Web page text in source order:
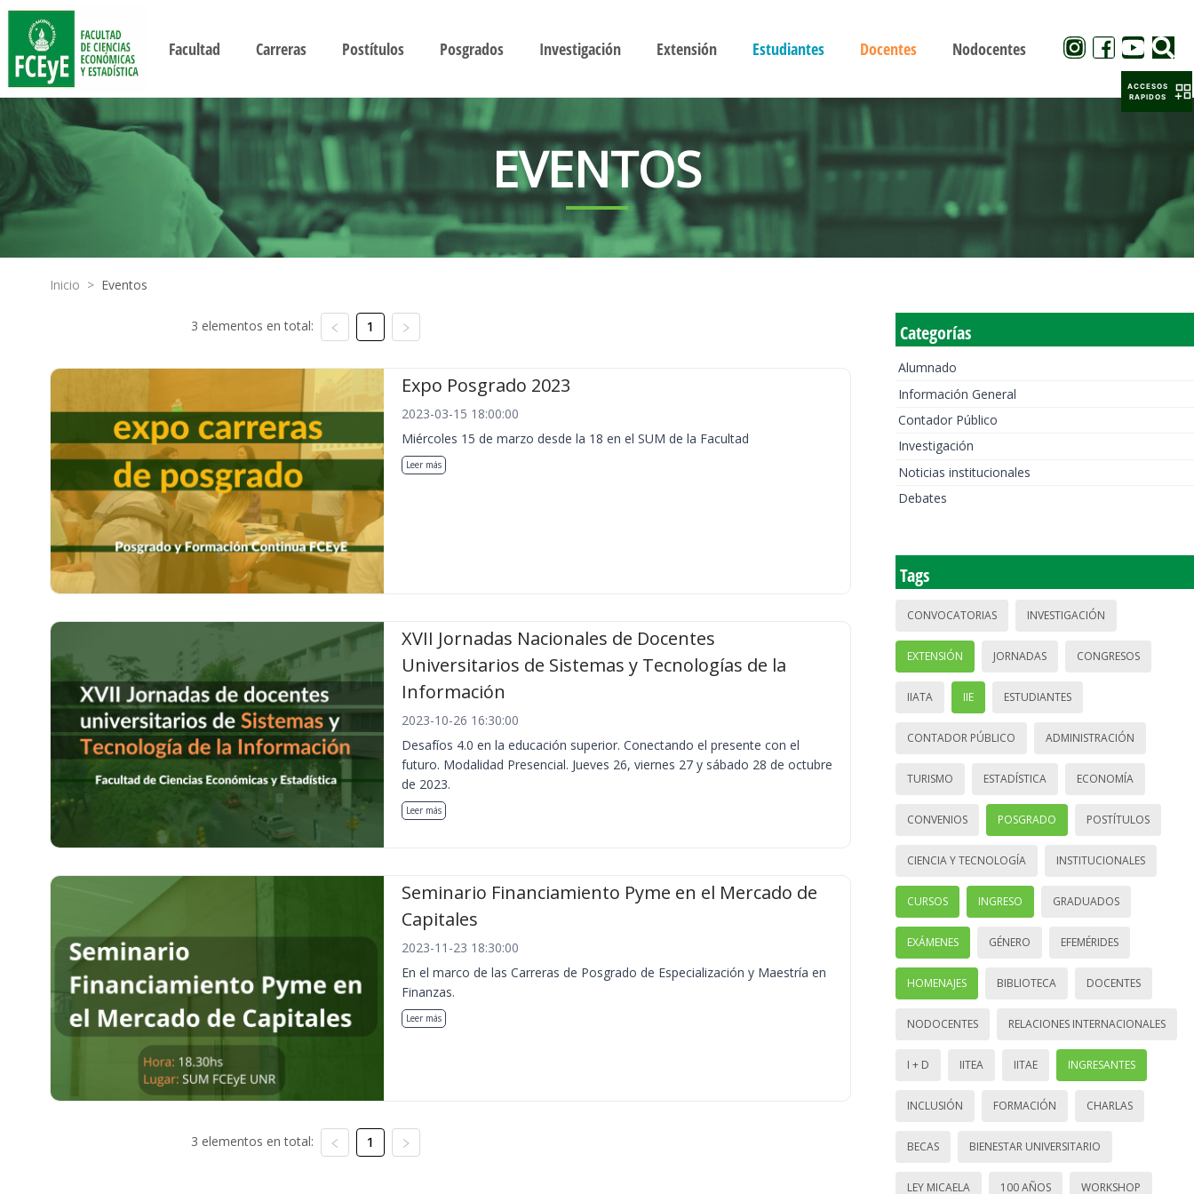
Facultad Carreras Postítulos Posgrados Investigación Extensión Estudiantes Docentes Nodocentes
EVENTOS
Inicio > Eventos
3 elementos en total: 1
Expo Posgrado 2023
2023-03-15 18:00:00
Miércoles 15 de marzo desde la 18 en el SUM de la Facultad
Leer más
XVII Jornadas Nacionales de Docentes
Universitarios de Sistemas y Tecnologías de la
Información
2023-10-26 16:30:00
Desafíos 4.0 en la educación superior. Conectando el presente con el
futuro. Modalidad Presencial. Jueves 26, viernes 27 y sábado 28 de octubre
de 2023.
Leer más
Seminario Financiamiento Pyme en el Mercado de
Capitales
2023-11-23 18:30:00
En el marco de las Carreras de Posgrado de Especialización y Maestría en
Finanzas.
Leer más
3 elementos en total: 1
Categorías
Alumnado
Información General
Contador Público
Investigación
Noticias institucionales
Debates
Tags
CONVOCATORIAS INVESTIGACIÓN
EXTENSIÓN JORNADAS CONGRESOS
IIATA IIE ESTUDIANTES
CONTADOR PÚBLICO ADMINISTRACIÓN
TURISMO ESTADÍSTICA ECONOMÍA
CONVENIOS POSGRADO POSTÍTULOS
CIENCIA Y TECNOLOGÍA INSTITUCIONALES
CURSOS INGRESO GRADUADOS
EXÁMENES GÉNERO EFEMÉRIDES
HOMENAJES BIBLIOTECA DOCENTES
NODOCENTES RELACIONES INTERNACIONALES
I + D IITEA IITAE INGRESANTES
INCLUSIÓN FORMACIÓN CHARLAS
BECAS BIENESTAR UNIVERSITARIO
LEY MICAELA 100 AÑOS WORKSHOP
ACCESOS
RAPIDOS